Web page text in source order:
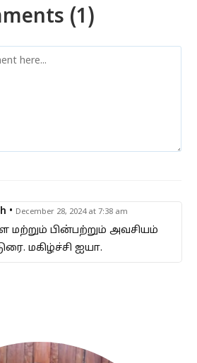
(1)
• December 28, 2024 at 7:38 am
மற்றும் பின்பற்றும் அவசியம்
மகிழ்ச்சி ஐயா.